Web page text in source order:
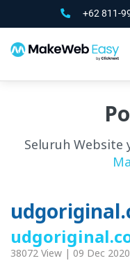
+62 811-
Seluruh Website
38072 View | 09 Dec 2020